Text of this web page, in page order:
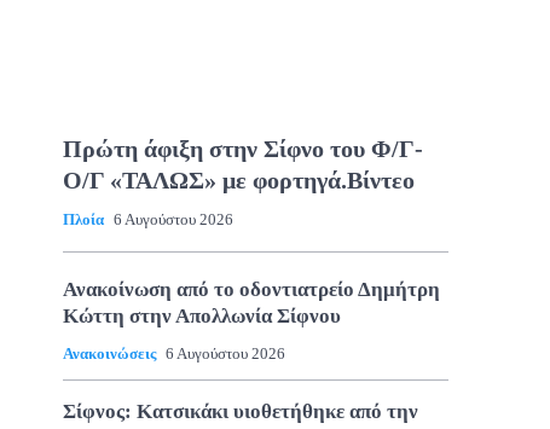
Πρώτη άφιξη στην Σίφνο του Φ/Γ-
Ο/Γ «ΤΑΛΩΣ» με φορτηγά.Βίντεο
Πλοία 6 Αυγούστου 2026
Ανακοίνωση από το οδοντιατρείο Δημήτρη
Κώττη στην Απολλωνία Σίφνου
Ανακοινώσεις 6 Αυγούστου 2026
Σίφνος: Κατσικάκι υιοθετήθηκε από την